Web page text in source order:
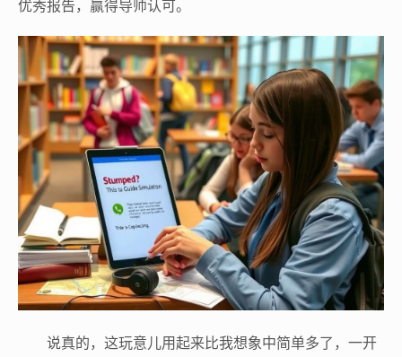
优秀报告，赢得导师认可。
说真的，这玩意儿用起来比我想象中简单多了，一开